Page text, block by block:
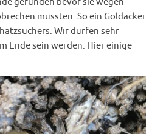
mussten. So ein Goldacker
Wir dürfen sehr
Ende sein werden. Hier einige